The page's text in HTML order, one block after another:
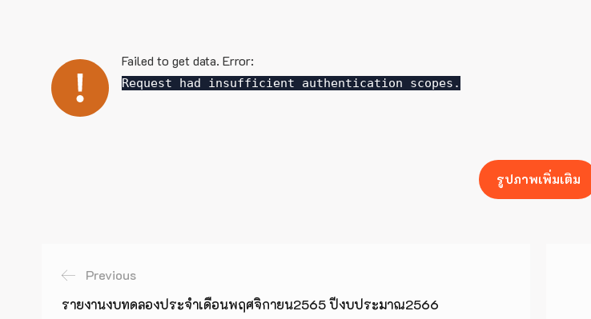
Failed to get data. Error:
Request had insufficient authentication scopes.
รูปภาพเพิ่มเติม
Previous
รายงานงบทดลองประจำเดือนพฤศจิกายน2565 ปีงบประมาณ2566